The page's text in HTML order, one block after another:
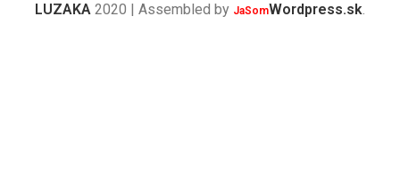
LUZAKA 2020 | Assembled by JaSomWordpress.sk.